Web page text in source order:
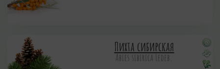
Пихта сибирская
Abies sibirica Ledeb.